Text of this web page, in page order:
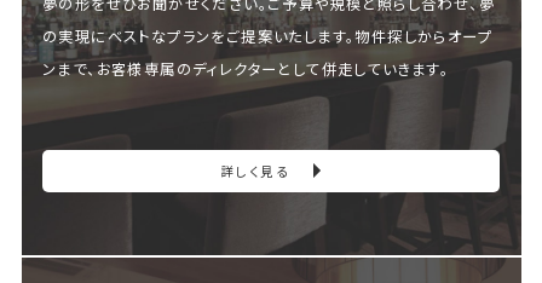
の実現にベストなプランをご提案いたします。物件探しからオープ
ンまで、お客様専属のディレクターとして併走していきます。
詳しく見る